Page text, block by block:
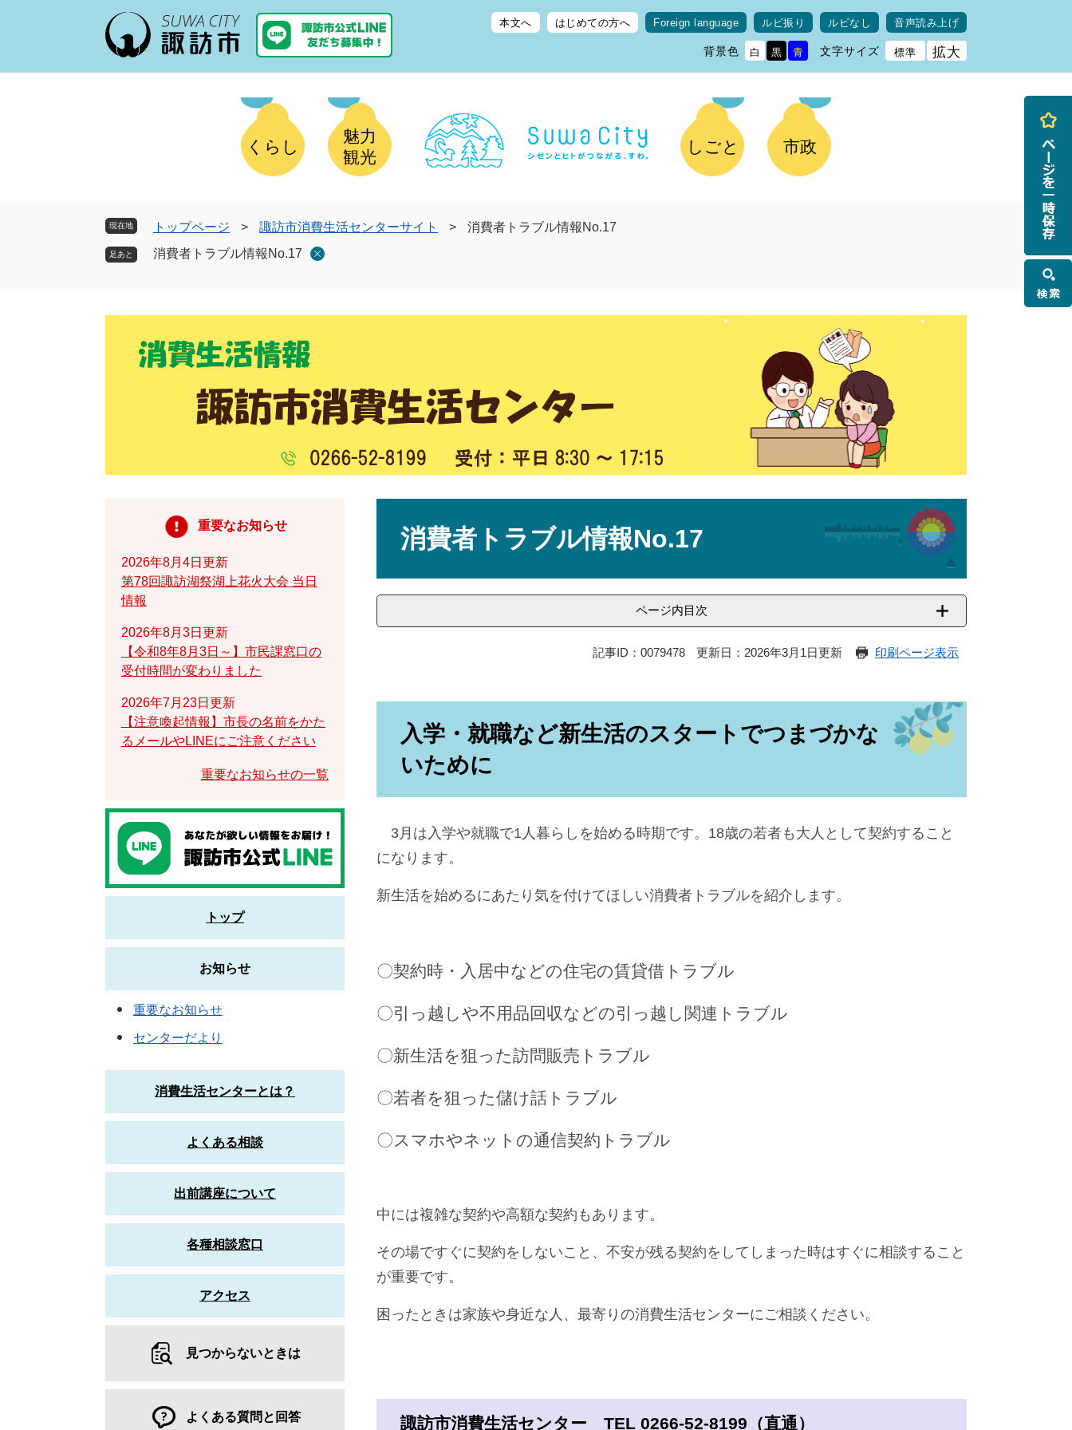
本文へ はじめての方へ Foreign language ルビ振り ルビなし 音声読み上げ
背景色 白 黒 青 文字サイズ 標準 拡大
くらし
魅力
観光
しごと 市政
現在地 トップページ > 諏訪市消費生活センターサイト >
消費者トラブル情報No.17
消費者トラブル情報No.17
消費者トラブル情報No.17
ページ内目次
記事ID：0079478 更新日：2026年3月1日更新 印刷ページ表示
入学・就職など新生活のスタートでつまづかな
いために
3月は入学や就職で1人暮らしを始める時期です。18歳の若者も大人として契約すること
になります。
新生活を始めるにあたり気を付けてほしい消費者トラブルを紹介します。
〇契約時・入居中などの住宅の賃貸借トラブル
〇引っ越しや不用品回収などの引っ越し関連トラブル
〇新生活を狙った訪問販売トラブル
〇若者を狙った儲け話トラブル
〇スマホやネットの通信契約トラブル
中には複雑な契約や高額な契約もあります。
その場ですぐに契約をしないこと、不安が残る契約をしてしまった時はすぐに相談すること
が重要です。
困ったときは家族や身近な人、最寄りの消費生活センターにご相談ください。
諏訪市消費生活センター TEL 0266-52-8199（直通）
重要なお知らせ
2026年8月4日更新
第78回諏訪湖祭湖上花火大会 当日
情報
2026年8月3日更新
【令和8年8月3日～】市民課窓口の
受付時間が変わりました
2026年7月23日更新
【注意喚起情報】市長の名前をかた
るメールやLINEにご注意ください
重要なお知らせの一覧
トップ
お知らせ
重要なお知らせ
センターだより
消費生活センターとは？
よくある相談
出前講座について
各種相談窓口
アクセス
見つからないときは
よくある質問と回答